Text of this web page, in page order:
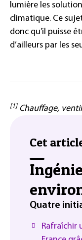
lumière les
climatique. Ce
donc qu’il puisse
d’ailleurs par les
[1] Chauffage,
Cet
Quatre
Rafraîchir